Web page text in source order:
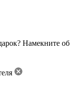
Намекните об